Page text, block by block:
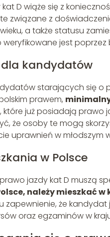
D wiąże się z
związane z
a także statusu
jest poprzez
kandydatów
starających się
prawem,
już posiadają prawo
że osoby te mogą
uprawnień w młodszym
w Polsce
jazdy kat D muszą
należy mieszkać
zapewnienie, że
oraz egzaminów w